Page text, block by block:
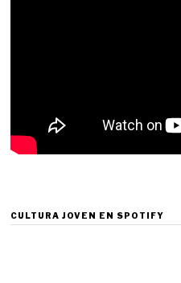
CULTURA JOVEN EN SPOTIFY